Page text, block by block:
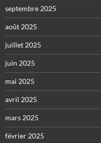
septembre 2025
août 2025
juillet 2025
juin 2025
mai 2025
avril 2025
mars 2025
février 2025